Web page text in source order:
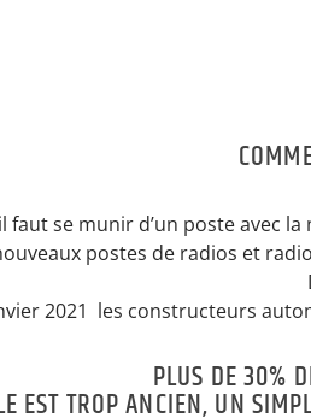
se munir d’un poste avec
postes de radios et
2021 les constructeurs
PLUS DE 30%
EST TROP ANCIEN, UN